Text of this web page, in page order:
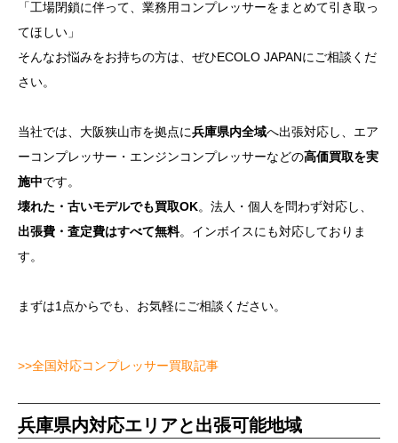
「工場閉鎖に伴って、業務用コンプレッサーをまとめて引き取っ
てほしい」
そんなお悩みをお持ちの方は、ぜひECOLO JAPANにご相談くだ
さい。
当社では、大阪狭山市を拠点に兵庫県内全域へ出張対応し、エア
ーコンプレッサー・エンジンコンプレッサーなどの高価買取を実
施中です。
壊れた・古いモデルでも買取OK。法人・個人を問わず対応し、
出張費・査定費はすべて無料。インボイスにも対応しておりま
す。
まずは1点からでも、お気軽にご相談ください。
>>全国対応コンプレッサー買取記事
兵庫県内対応エリアと出張可能地域